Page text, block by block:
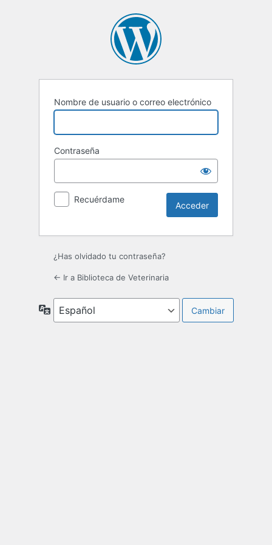
Nombre de usuario o correo electrónico
Contraseña
Recuérdame
¿Has olvidado tu contraseña?
← Ir a Biblioteca de Veterinaria
Idioma